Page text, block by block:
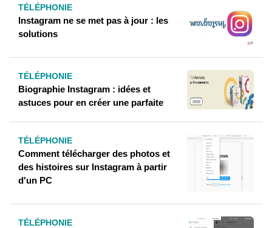
TÉLÉPHONIE
Instagram ne se met pas à jour : les
solutions
TÉLÉPHONIE
Biographie Instagram : idées et
astuces pour en créer une parfaite
TÉLÉPHONIE
Comment télécharger des photos et
des histoires sur Instagram à partir
d'un PC
TÉLÉPHONIE